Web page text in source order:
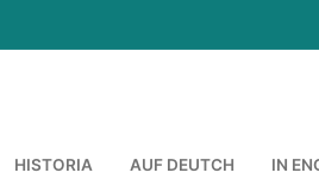
HISTORIA AUF DEUTCH IN